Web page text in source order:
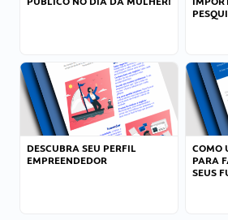
DESCUBRA SEU PERFIL
EMPREENDEDOR
COMO
PARA
SEUS